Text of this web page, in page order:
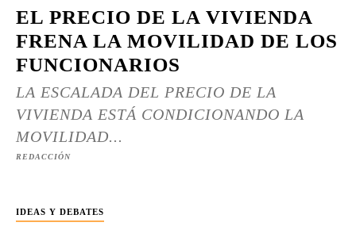
EL PRECIO DE LA VIVIENDA
FRENA LA MOVILIDAD DE LOS
FUNCIONARIOS
LA ESCALADA DEL PRECIO DE LA
VIVIENDA ESTÁ CONDICIONANDO LA
MOVILIDAD...
REDACCIÓN
IDEAS Y DEBATES